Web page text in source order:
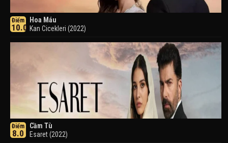
Điểm
10.0
Hoa Máu
Kan Cicekleri (2022)
Điểm
8.0
Cầm Tù
Esaret (2022)